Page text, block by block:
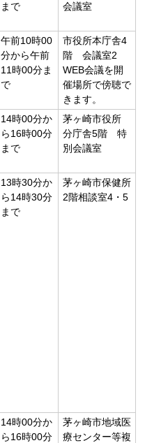
まで
会議室
午前10時00
分から午前
11時00分ま
で
市役所本庁舎4
階 会議室2
WEB会議を開
催場所で傍聴で
きます。
14時00分か
ら16時00分
まで
茅ヶ崎市役所
分庁舎5階 特
別会議室
13時30分か
ら14時30分
まで
茅ヶ崎市保健所
2階相談室4・5
14時00分か
ら16時00分
茅ヶ崎市地域医
療センター等複